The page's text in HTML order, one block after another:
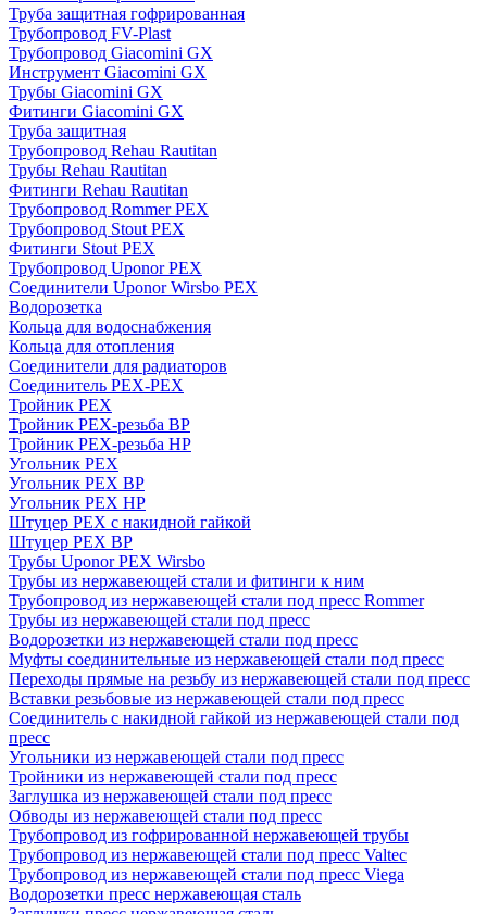
Труба защитная гофрированная
Трубопровод FV-Plast
Трубопровод Giacomini GX
Инструмент Giacomini GX
Трубы Giacomini GX
Фитинги Giacomini GX
Труба защитная
Трубопровод Rehau Rautitan
Трубы Rehau Rautitan
Фитинги Rehau Rautitan
Трубопровод Rommer PEX
Трубопровод Stout PEX
Фитинги Stout PEX
Трубопровод Uponor PEX
Соединители Uponor Wirsbo PEX
Водорозетка
Кольца для водоснабжения
Кольца для отопления
Соединители для радиаторов
Соединитель PEX-PEX
Тройник PEX
Тройник PEX-резьба ВР
Тройник PEX-резьба НР
Угольник PEX
Угольник PEX ВР
Угольник PEX НР
Штуцер PEX c накидной гайкой
Штуцер PEX ВР
Трубы Uponor PEX Wirsbo
Трубы из нержавеющей стали и фитинги к ним
Трубопровод из нержавеющей стали под пресс Rommer
Трубы из нержавеющей стали под пресс
Водорозетки из нержавеющей стали под пресс
Муфты соединительные из нержавеющей стали под пресс
Переходы прямые на резьбу из нержавеющей стали под пресс
Вставки резьбовые из нержавеющей стали под пресс
Соединитель с накидной гайкой из нержавеющей стали под
пресс
Угольники из нержавеющей стали под пресс
Тройники из нержавеющей стали под пресс
Заглушка из нержавеющей стали под пресс
Обводы из нержавеющей стали под пресс
Трубопровод из гофрированной нержавеющей трубы
Трубопровод из нержавеющей стали под пресс Valtec
Трубопровод из нержавеющей стали под пресс Viega
Водорозетки пресс нержавеющая сталь